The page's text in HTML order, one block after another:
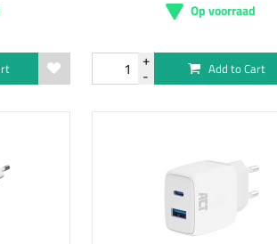
Op voorraad
Add to Cart